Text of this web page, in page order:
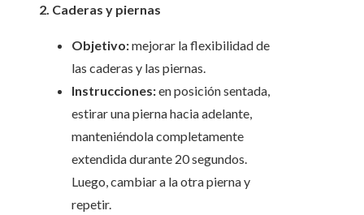
2. Caderas y piernas
Objetivo:mejorar la flexibilidad de
las caderas y las piernas.
Instrucciones:en posición sentada,
estirar una pierna hacia adelante,
manteniéndola completamente
extendida durante 20 segundos.
Luego, cambiar a la otra pierna y
repetir.